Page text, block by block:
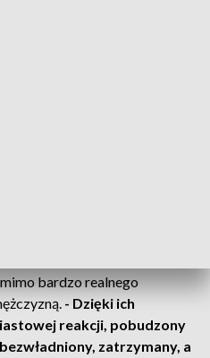
bardzo realnego
- Dzięki ich
reakcji, pobudzony
zatrzymany, a